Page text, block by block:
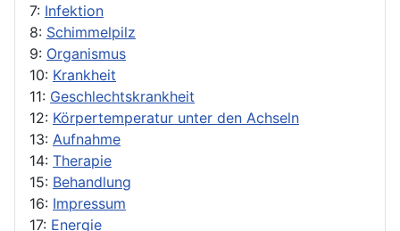
7: Infektion
8: Schimmelpilz
9: Organismus
10: Krankheit
11: Geschlechtskrankheit
12: Körpertemperatur unter den Achseln
13: Aufnahme
14: Therapie
15: Behandlung
16: Impressum
17: Energie